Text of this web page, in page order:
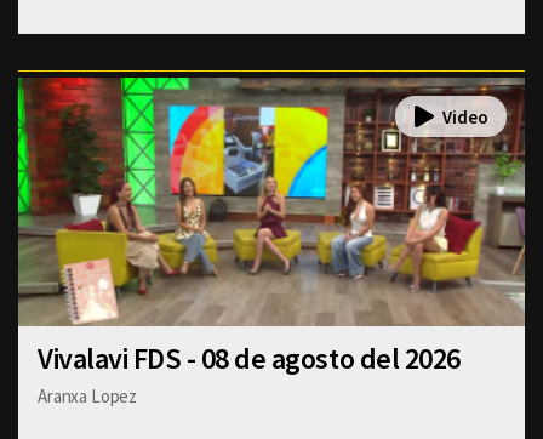
Vivalavi FDS - 08 de agosto del 2026
Aranxa Lopez